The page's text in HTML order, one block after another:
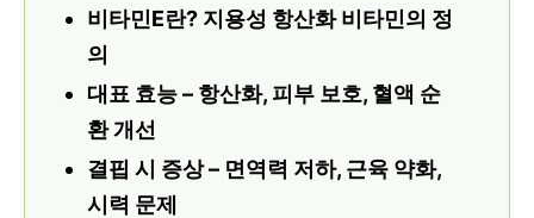
비타민E란? 지용성 항산화 비타민의 정
의
대표 효능 – 항산화, 피부 보호, 혈액 순
환 개선
결핍 시 증상 – 면역력 저하, 근육 약화,
시력 문제